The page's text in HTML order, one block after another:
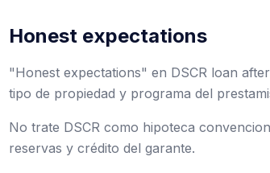
Honest expectations
"Honest expectations" en DSCR loan
tipo de propiedad y programa del
No trate DSCR como hipoteca
reservas y crédito del garante.